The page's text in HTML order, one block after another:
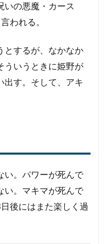
いの悪魔・カース
われる。
とするが、なかなか
ういうときに姫野が
出す。そして、アキ
い。パワーが死んで
い。マキマが死んで
後にはまた楽しく過